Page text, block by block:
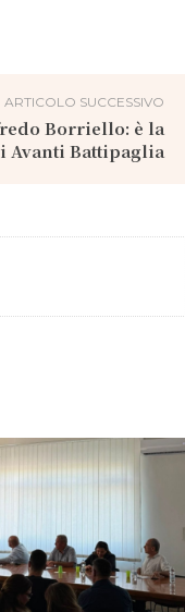
ARTICOLO SUCCESSIVO
Borriello: è la
Avanti Battipaglia